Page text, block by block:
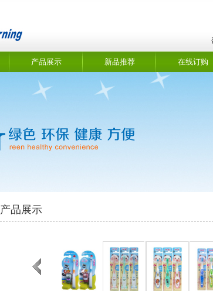
产品展示 新品推荐 在线订购
产品展示